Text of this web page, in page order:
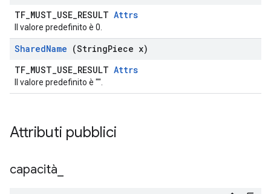
TF_MUST_USE_RESULT Attrs
Il valore predefinito è 0.
SharedName (StringPiece x)
TF_MUST_USE_RESULT Attrs
Il valore predefinito è "".
Attributi pubblici
capacità